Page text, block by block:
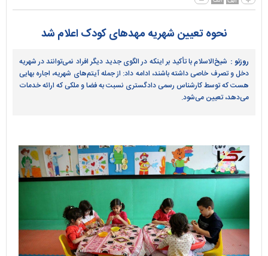
نحوه تعیین شهریه مهدهای کودک اعلام شد
روزنو : شیخ‌الاسلام با تأکید بر اینکه در الگوی جدید دیگر افراد نمی‌توانند در شهریه
دخل و تصرف خاصی داشته باشند، ادامه داد: از جمله آیتم‌های شهریه، اجاره بهایی
هست که توسط کارشناس رسمی دادگستری نسبت به فضا و ملکی که ارائه خدمات
می‌دهد، تعیین می‌شود.